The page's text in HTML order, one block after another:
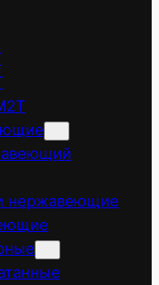
нержавеющие